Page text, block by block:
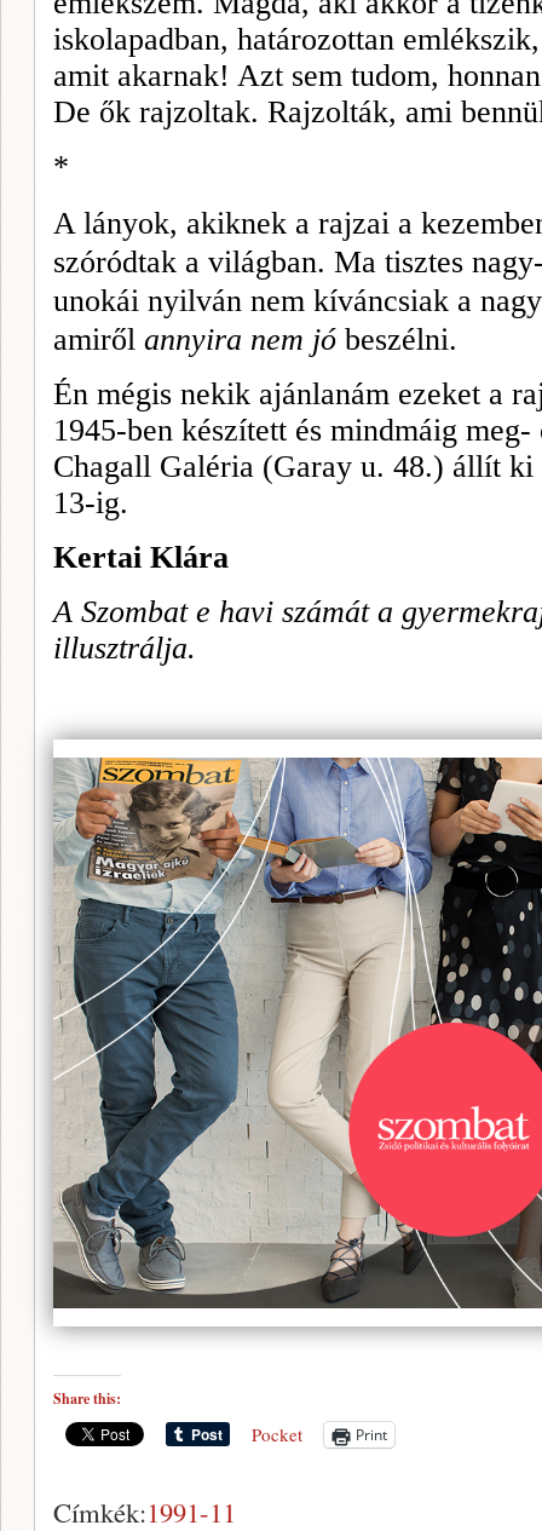
iskolapadban, határozottan
amit akarnak! Azt sem tudom,
De ők rajzoltak. Rajzolták, ami
*
A lányok, akiknek a rajzai a
szóródtak a világban. Ma tisztes
unokái nyilván nem kíváncsiak a
amiről annyira nem jó beszélni.
Én mégis nekik ajánlanám ezeket a
1945-ben készített és mindmáig
Chagall Galéria (Garay u. 48.) állít ki
13-ig.
Kertai Klára
A Szombat e havi számát a
illusztrálja.
Share this:
Pocket Print
Címkék:1991-11